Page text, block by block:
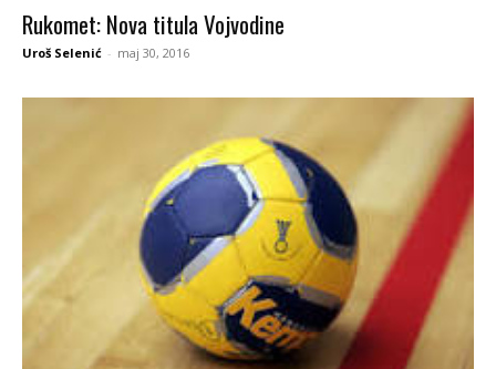
Rukomet: Nova titula Vojvodine
Uroš Selenić - maj 30, 2016